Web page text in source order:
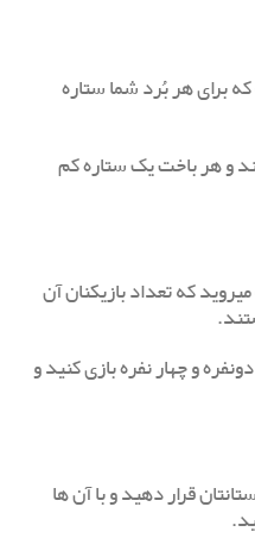
برای هر بُرد شما ستاره
و هر باخت یک ستاره کم
که تعداد بازیکنان آن
و چهار نفره بازی کنید و
قرار دهید و با آن ها